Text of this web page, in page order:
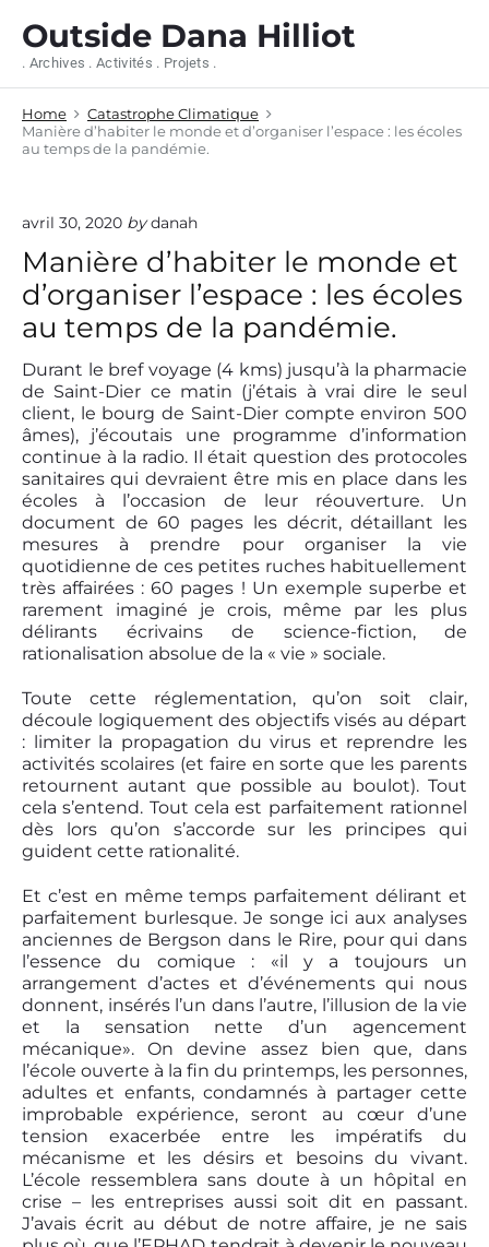
Outside Dana Hilliot
. Archives . Activités . Projets .
Home
Catastrophe Climatique
Manière d’habiter le monde et d’organiser l’espace : les écoles
au temps de la pandémie.
avril 30, 2020 by danah
Manière d’habiter le monde et
d’organiser l’espace : les écoles
au temps de la pandémie.
Durant le bref voyage (4 kms) jusqu’à la pharmacie
de Saint-Dier ce matin (j’étais à vrai dire le seul
client, le bourg de Saint-Dier compte environ 500
âmes), j’écoutais une programme d’information
continue à la radio. Il était question des protocoles
sanitaires qui devraient être mis en place dans les
écoles à l’occasion de leur réouverture. Un
document de 60 pages les décrit, détaillant les
mesures à prendre pour organiser la vie
quotidienne de ces petites ruches habituellement
très affairées : 60 pages ! Un exemple superbe et
rarement imaginé je crois, même par les plus
délirants écrivains de science-fiction, de
rationalisation absolue de la « vie » sociale.
Toute cette réglementation, qu’on soit clair,
découle logiquement des objectifs visés au départ
: limiter la propagation du virus et reprendre les
activités scolaires (et faire en sorte que les parents
retournent autant que possible au boulot). Tout
cela s’entend. Tout cela est parfaitement rationnel
dès lors qu’on s’accorde sur les principes qui
guident cette rationalité.
Et c’est en même temps parfaitement délirant et
parfaitement burlesque. Je songe ici aux analyses
anciennes de Bergson dans le Rire, pour qui dans
l’essence du comique : «il y a toujours un
arrangement d’actes et d’événements qui nous
donnent, insérés l’un dans l’autre, l’illusion de la vie
et la sensation nette d’un agencement
mécanique». On devine assez bien que, dans
l’école ouverte à la fin du printemps, les personnes,
adultes et enfants, condamnés à partager cette
improbable expérience, seront au cœur d’une
tension exacerbée entre les impératifs du
mécanisme et les désirs et besoins du vivant.
L’école ressemblera sans doute à un hôpital en
crise – les entreprises aussi soit dit en passant.
J’avais écrit au début de notre affaire, je ne sais